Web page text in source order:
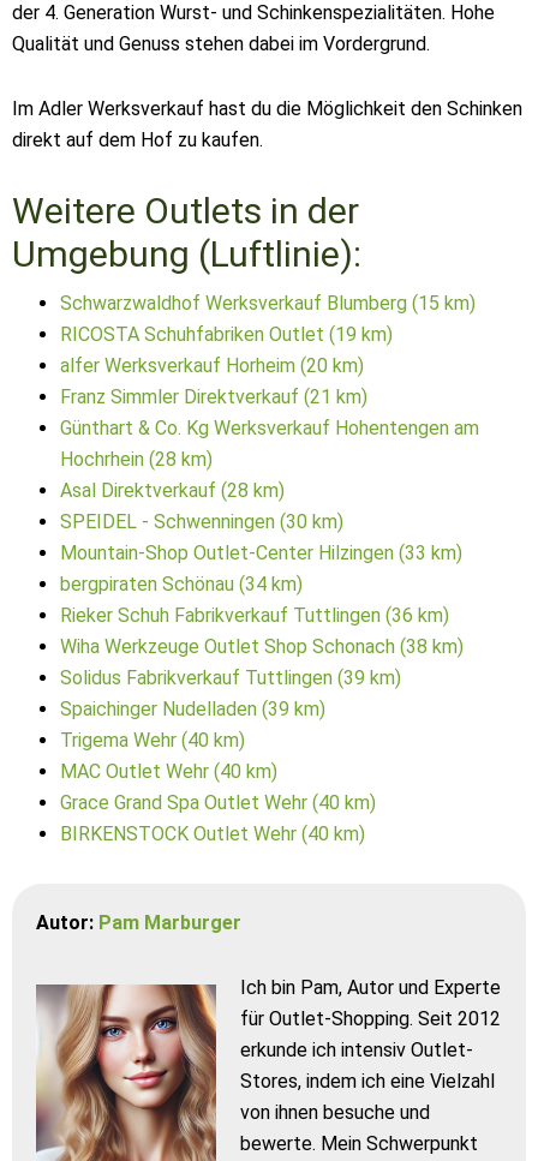
der 4. Generation Wurst- und Schinkenspezialitäten. Hohe
Qualität und Genuss stehen dabei im Vordergrund.
Im Adler Werksverkauf hast du die Möglichkeit den Schinken
direkt auf dem Hof zu kaufen.
Weitere Outlets in der
Umgebung (Luftlinie):
Schwarzwaldhof Werksverkauf Blumberg (15 km)
RICOSTA Schuhfabriken Outlet (19 km)
alfer Werksverkauf Horheim (20 km)
Franz Simmler Direktverkauf (21 km)
Günthart & Co. Kg Werksverkauf Hohentengen am
Hochrhein (28 km)
Asal Direktverkauf (28 km)
SPEIDEL - Schwenningen (30 km)
Mountain-Shop Outlet-Center Hilzingen (33 km)
bergpiraten Schönau (34 km)
Rieker Schuh Fabrikverkauf Tuttlingen (36 km)
Wiha Werkzeuge Outlet Shop Schonach (38 km)
Solidus Fabrikverkauf Tuttlingen (39 km)
Spaichinger Nudelladen (39 km)
Trigema Wehr (40 km)
MAC Outlet Wehr (40 km)
Grace Grand Spa Outlet Wehr (40 km)
BIRKENSTOCK Outlet Wehr (40 km)
Autor: Pam Marburger
Ich bin Pam, Autor und Experte
für Outlet-Shopping. Seit 2012
erkunde ich intensiv Outlet-
Stores, indem ich eine Vielzahl
von ihnen besuche und
bewerte. Mein Schwerpunkt